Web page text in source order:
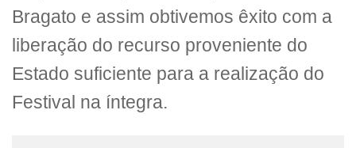
Bragato e assim obtivemos êxito com a
liberação do recurso proveniente do
Estado suficiente para a realização do
Festival na íntegra.